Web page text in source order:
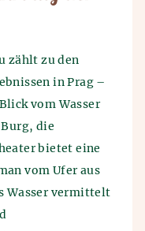
zählt zu den
in Prag –
vom Wasser
die
bietet eine
vom Ufer aus
Wasser vermittelt